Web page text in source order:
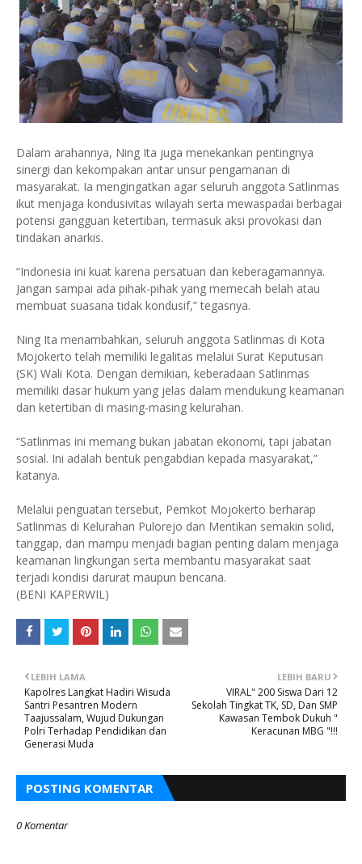
Dalam arahannya, Ning Ita juga menekankan pentingnya
sinergi dan kekompakan antar unsur pengamanan di
masyarakat. Ia mengingatkan agar seluruh anggota Satlinmas
ikut menjaga kondusivitas wilayah serta mewaspadai berbagai
potensi gangguan ketertiban, termasuk aksi provokasi dan
tindakan anarkis.
“Indonesia ini kuat karena persatuan dan keberagamannya.
Jangan sampai ada pihak-pihak yang memecah belah atau
membuat suasana tidak kondusif,” tegasnya.
Ning Ita menambahkan, seluruh anggota Satlinmas di Kota
Mojokerto telah memiliki legalitas melalui Surat Keputusan
(SK) Wali Kota. Dengan demikian, keberadaan Satlinmas
memiliki dasar hukum yang jelas dalam mendukung keamanan
dan ketertiban di masing-masing kelurahan.
“Satlinmas ini memang bukan jabatan ekonomi, tapi jabatan
sosial. Ini adalah bentuk pengabdian kepada masyarakat,”
katanya.
Melalui penguatan tersebut, Pemkot Mojokerto berharap
Satlinmas di Kelurahan Pulorejo dan Mentikan semakin solid,
tanggap, dan mampu menjadi bagian penting dalam menjaga
keamanan lingkungan serta membantu masyarakat saat
terjadi kondisi darurat maupun bencana.
(BENI KAPERWIL)
LEBIH BARU
VIRAL" 200 Siswa Dari 12
Sekolah Tingkat TK, SD, Dan SMP
Kawasan Tembok Dukuh "
Keracunan MBG "!!!
LEBIH LAMA
Kapolres Langkat Hadiri Wisuda
Santri Pesantren Modern
Taajussalam, Wujud Dukungan
Polri Terhadap Pendidikan dan
Generasi Muda
POSTING KOMENTAR
0 Komentar